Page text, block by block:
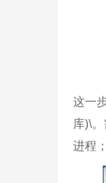
这一
库)\
进程；